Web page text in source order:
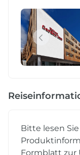
Bitte lesen
Formblatt zur